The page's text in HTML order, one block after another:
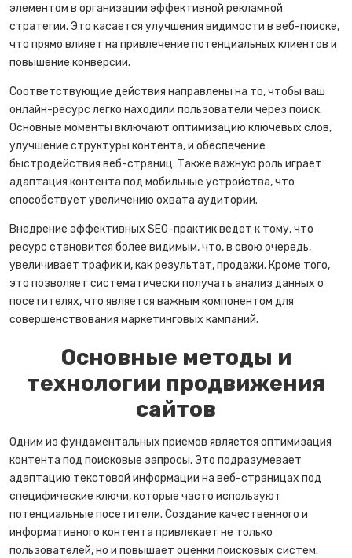
элементом в организации эффективной рекламной
стратегии. Это касается улучшения видимости в веб-поиске,
что прямо влияет на привлечение потенциальных клиентов и
повышение конверсии.
Соответствующие действия направлены на то, чтобы ваш
онлайн-ресурс легко находили пользователи через поиск.
Основные моменты включают оптимизацию ключевых слов,
улучшение структуры контента, и обеспечение
быстродействия веб-страниц. Также важную роль играет
адаптация контента под мобильные устройства, что
способствует увеличению охвата аудитории.
Внедрение эффективных SEO-практик ведет к тому, что
ресурс становится более видимым, что, в свою очередь,
увеличивает трафик и, как результат, продажи. Кроме того,
это позволяет систематически получать анализ данных о
посетителях, что является важным компонентом для
совершенствования маркетинговых кампаний.
Основные методы и
технологии продвижения
сайтов
Одним из фундаментальных приемов является оптимизация
контента под поисковые запросы. Это подразумевает
адаптацию текстовой информации на веб-страницах под
специфические ключи, которые часто используют
потенциальные посетители. Создание качественного и
информативного контента привлекает не только
пользователей, но и повышает оценки поисковых систем.